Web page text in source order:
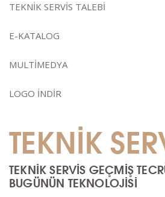
TEKNİK SERVİS TALEBİ
E-KATALOG
MULTİMEDYA
LOGO İNDİR
TEKNİK
TEKNİK SERVİS GEÇMİŞ
BUGÜNÜN TEKNOLOJİSİ